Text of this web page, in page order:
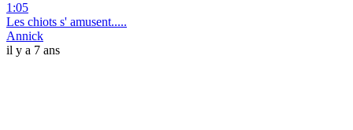
1:05
Les chiots s' amusent.....
Annick
il y a 7 ans